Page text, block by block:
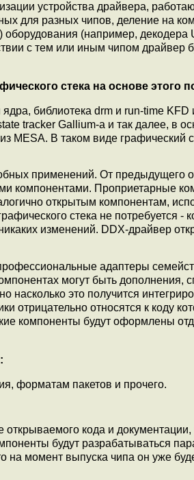
устройства драйвера,
для разных чипов, деление на
оборудования (например, декодера
с тем или иным чипом драйвер
стека на основе этого
библиотека drm и run-time
tracker Gallium-а и так далее, в
MESA. В таком виде графический
применений. От предыдущего
компонентами. Проприетарные
открытым компонентам,
стека не потребуется
изменений. DDX-драйвер
адаптеры
могут быть дополнения,
насколько это получится
отрицательно относятся к коду
компоненты будут оформлены
форматам пакетов и прочего.
кода и документации,
будут разрабатываться
на момент выпуска чипа он уже